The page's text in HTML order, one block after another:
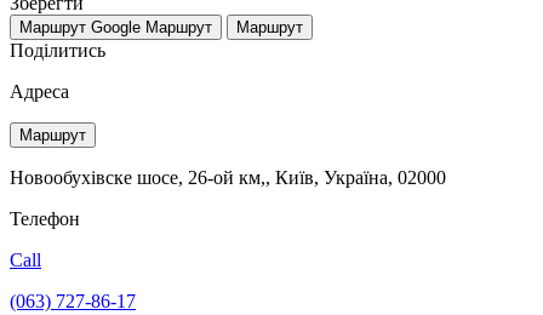
Маршрут Google Маршрут Маршрут
Поділитись
Адреса
Маршрут
Новообухівске шосе, 26-ой км,, Київ, Україна, 02000
Телефон
Call
(063) 727-86-17